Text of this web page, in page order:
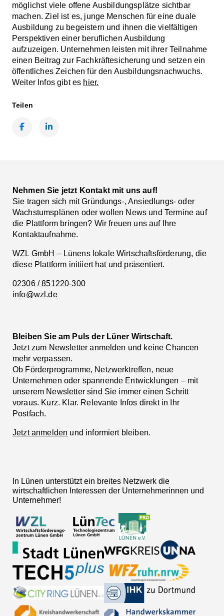
möglichst viele offene Ausbildungsplätze sichtbar
machen. Ziel ist es, junge Menschen für eine duale
Ausbildung zu begeistern und ihnen die vielfältigen
Perspektiven einer beruflichen Ausbildung
aufzuzeigen. Unternehmen leisten mit ihrer Teilnahme
einen Beitrag zur Fachkräftesicherung und setzen ein
öffentliches Zeichen für den Ausbildungsnachwuchs.
Weiter Infos gibt es hier.
Teilen
Nehmen Sie jetzt Kontakt mit uns auf!
Sie tragen sich mit Gründungs-, Ansiedlungs- oder
Wachstumsplänen oder wollen News und Termine auf
die Plattform bringen? Wir freuen uns auf Ihre
Kontaktaufnahme.
WZL GmbH – Lünens lokale Wirtschaftsförderung, die
diese Plattform initiiert hat und präsentiert.
02306 / 851220-300
info@wzl.de
Bleiben Sie am Puls der Lüner Wirtschaft.
Jetzt zum Newsletter anmelden und keine Chancen
mehr verpassen.
Ob Förderprogramme, Netzwerktreffen, neue
Unternehmen oder spannende Entwicklungen – mit
unserem Newsletter sind Sie immer einen Schritt
voraus. Kurz. Klar. Relevante Infos direkt in Ihr
Postfach.
Jetzt anmelden und informiert bleiben.
In Lünen unterstützt ein breites Netzwerk die
wirtschaftlichen Interessen der Unternehmerinnen und
Unternehmer!